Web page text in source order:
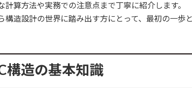
計算方法や実務での注意点まで丁寧に紹介します。
構造設計の世界に踏み出す方にとって、最初の一歩
構造の基本知識